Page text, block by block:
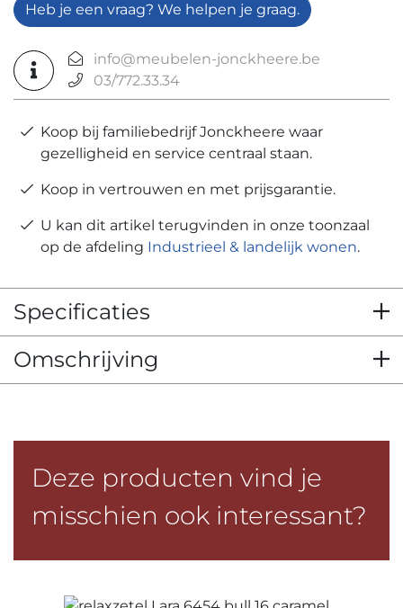
Heb je een vraag? We helpen je graag.
info@meubelen-jonckheere.be
03/772.33.34
Koop bij familiebedrijf Jonckheere waar
gezelligheid en service centraal staan.
Koop in vertrouwen en met prijsgarantie.
U kan dit artikel terugvinden in onze toonzaal
op de afdeling Industrieel & landelijk wonen.
Specificaties
Omschrijving
Deze producten vind je
misschien ook interessant?